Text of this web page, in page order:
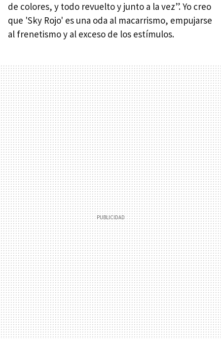
de colores, y todo revuelto y junto a la vez”. Yo creo
que 'Sky Rojo' es una oda al macarrismo, empujarse
al frenetismo y al exceso de los estímulos.